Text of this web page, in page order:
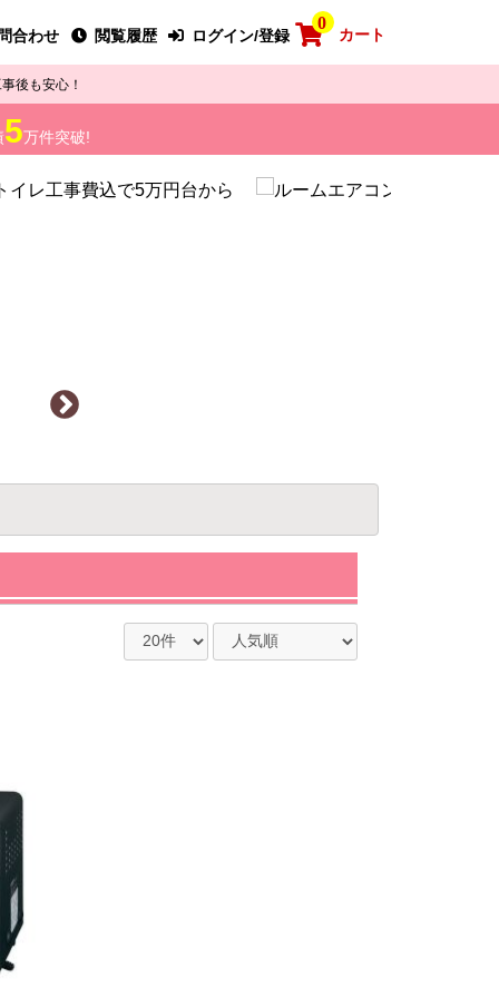
合わせ 閲覧履歴 ログイン/登録
0
カート
後も安心！
5万件突破!